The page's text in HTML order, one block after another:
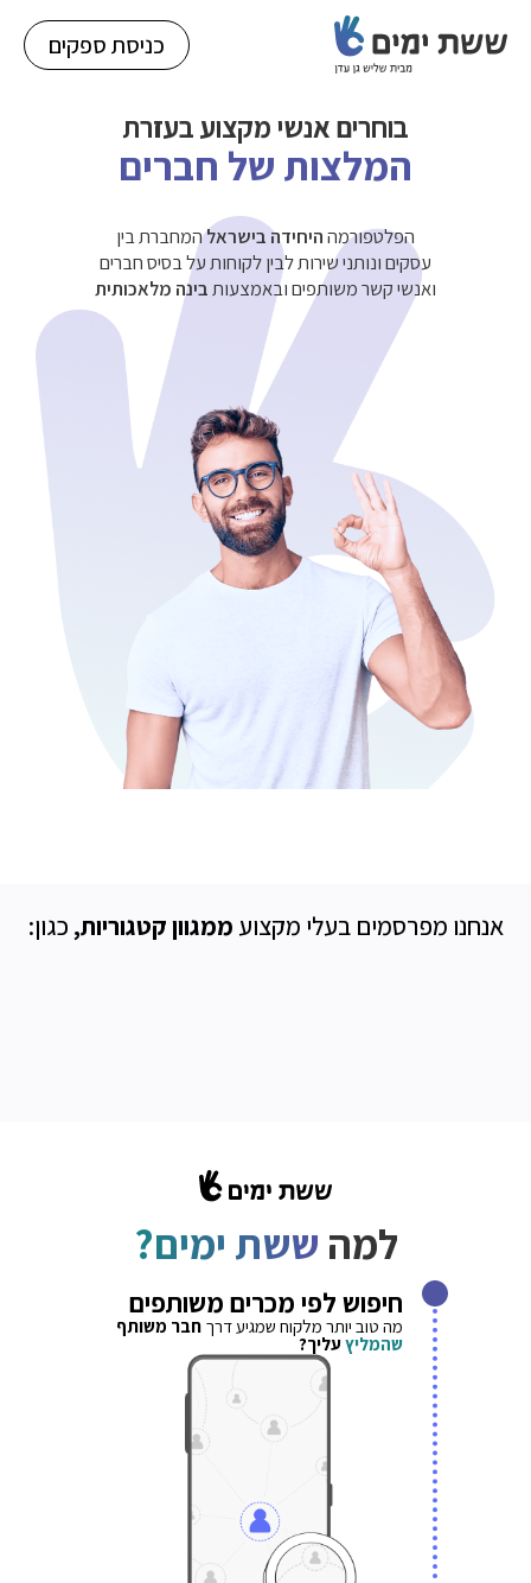
כניסת ספקים
בוחרים אנשימקצוע בעזרת
המלצות של חברים
הפלטפורמההיחידה בישראלהמחברת בין
עסקים ונותני שירות לבין לקוחות על בסיס חברים
ואנשי קשר משותפים ובאמצעותבינה מלאכותית
אנחנו מפרסמים בעלי מקצוע ממגוון קטגוריות, כגון:
למה ששת ימים?
חיפוש לפי מכרים משותפים
מה טוב יותר מלקוח שמגיע דרךחבר משותף
שהמליץעליך?